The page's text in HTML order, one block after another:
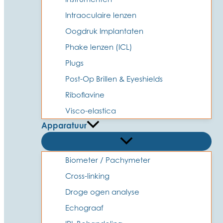
Intraoculaire lenzen
Oogdruk Implantaten
Phake lenzen (ICL)
Plugs
Post-Op Brillen & Eyeshields
Riboflavine
Visco-elastica
Apparatuur
Biometer / Pachymeter
Cross-linking
Droge ogen analyse
Echograaf